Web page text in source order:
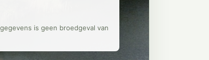
is geen broedgeval van